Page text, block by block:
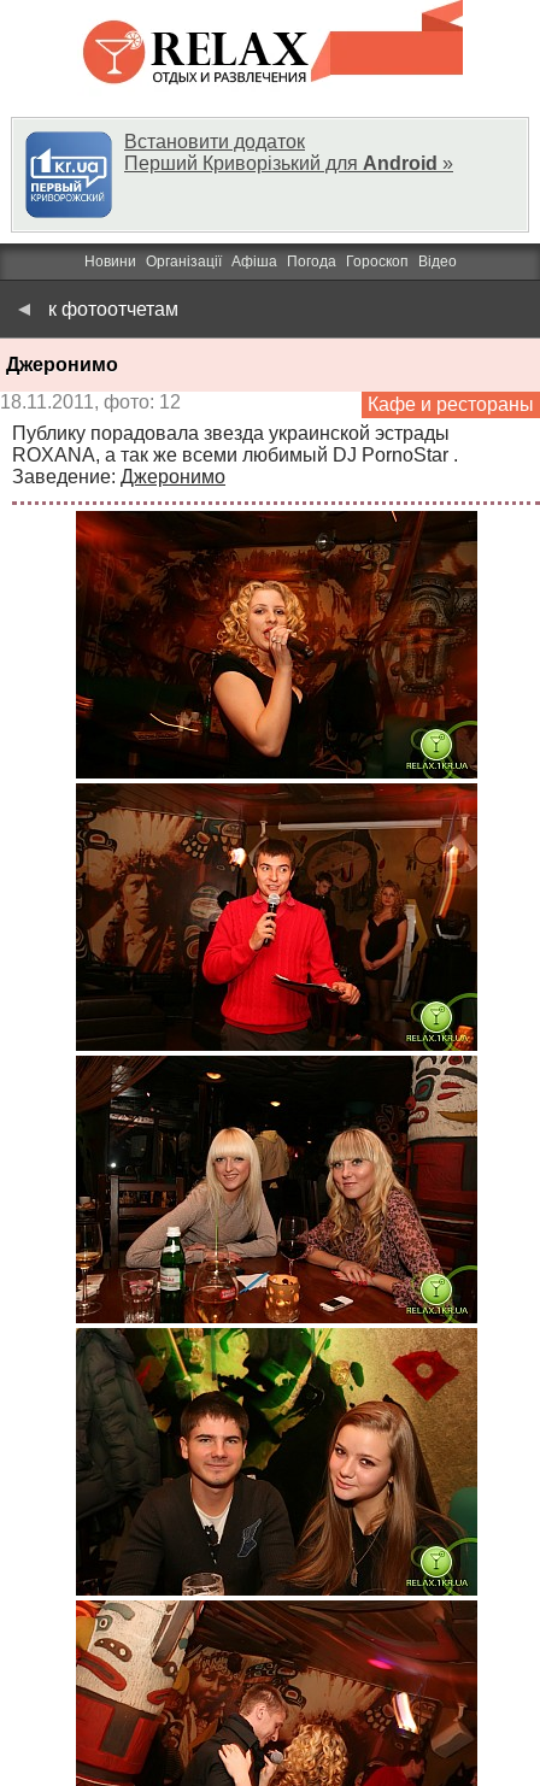
Встановити додаток
Перший Криворізький для Android »
Новини Організації Афіша Погода Гороскоп Відео
к фотоотчетам
Джеронимо
Кафе и рестораны
18.11.2011, фото: 12
Публику порадовала звезда украинской эстрады
ROXANA, а так же всеми любимый DJ PornoStar .
Заведение: Джеронимо